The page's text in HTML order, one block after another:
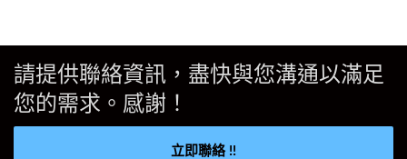
請提供聯絡資訊，盡快與您溝通以滿足
您的需求。感謝！
立即聯絡 !!